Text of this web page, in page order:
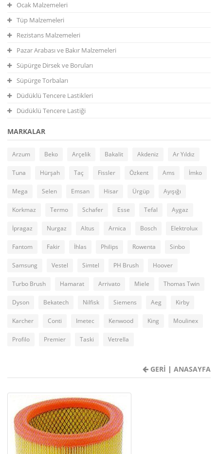
Ocak Malzemeleri
Tüp Malzemeleri
Rezistans Malzemeleri
Pazar Arabası ve Bakır Malzemeleri
Süpürge Dirsek ve Boruları
Süpürge Torbaları
Düdüklü Tencere Lastikleri
Düdüklü Tencere Lastiği
MARKALAR
Arzum Beko Arçelik Bakalit Akdeniz Ar Yıldız
Tuna Hürşah Taç Fissler Özkent Ams İmko
Mega Selen Emsan Hisar Ürgüp Ayışığı
Korkmaz Termo Schafer Esse Tefal Aygaz
İpragaz Nurgaz Altus Arnica Bosch Elektrolux
Fantom Fakir İhlas Philips Rowenta Sinbo
Samsung Vestel Simtel PH Brush Hoover
Turbo Brush Hamarat Arrivato Miele Thomas Twin
Dyson Bekatech Nilfisk Siemens Aeg Kirby
Karcher Conti Imetec Kenwood King Moulinex
Profilo Premier Taski Vetrella
GERİ | ANASAYFA